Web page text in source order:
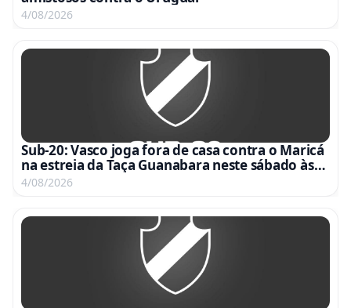
4/08/2026
Sub-20: Vasco joga fora de casa contra o Maricá
na estreia da Taça Guanabara neste sábado às
15h
4/08/2026